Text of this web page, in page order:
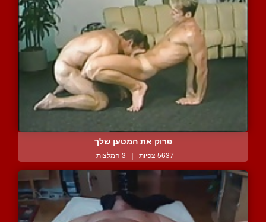
פרוק את המטען שלך
5637 צפיות | 3 המלצות